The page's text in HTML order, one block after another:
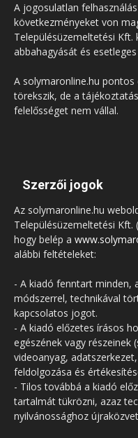
A jogosulatlan
következményeket von
Településüzemeltetési
abbahagyását és
A solymaronline.hu
törekszik, de a
felelősséget nem vállal.
Szerzői jogok
Az solymaronline.hu
Településüzemeltetési Kft.
hogy belép a
alábbi feltételeket:
- A kiadó fenntart minden,
módszerrel, technikával
kapcsolatos jogot.
- A kiadó előzetes írásos
egészének vagy
videoanyag,
feldolgozása és
- Tilos továbbá a kiadó
tartalmát tükrözni, azaz
nyilvánossághoz